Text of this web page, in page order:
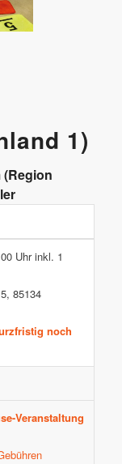
1)
(Region
Uhr inkl. 1
85134
noch
Veranstaltung